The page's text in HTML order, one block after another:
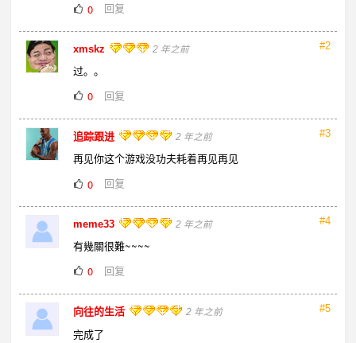
0 回复
#2
xmskz 2 年之前
过。。
0
回复
#3
追踪跟进 2 年之前
再见你这个游戏没功夫耗着再见再见
0
回复
#4
meme33 2 年之前
有幾關很難~~~~
0
回复
#5
向往的生活 2 年之前
完成了